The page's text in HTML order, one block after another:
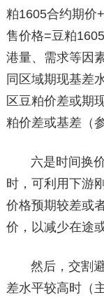
粕1605合约期价
售价格=豆粕
港量、需求等因
同区域期现基差
区豆粕价差或期
粕价差或基差（
六是时间换
时，可利用下游
价格预期较差或
价，以减少在途
然后，交割
差水平较高时（